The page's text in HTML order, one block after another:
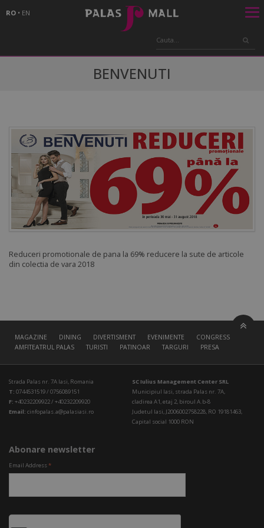
RO • EN
BENVENUTI
Reduceri promotionale de pana la 69% reducere la sute de articole
din colectia de vara 2018
MAGAZINE DINING DIVERTISMENT EVENIMENTE
CONGRESS HALL
AMFITEATRUL PALAS
TURISTI PATINOAR TARGURI PRESA
Strada Palas nr. 7A Iasi, Romania
T: 0744531519 / 0756089151
F: +40232209922 / +40232209920
Email: cinfopalas.a@palasiasi.ro
SC Iulius Management Center SRL
Municipiul Iasi, strada Palas nr. 7A,
cladirea A1, etaj 2, biroul A.b-8
Judetul Iasi, J2006002758228, RO 19181463,
Capital social 1000 RON
Abonare newsletter
Email Address*